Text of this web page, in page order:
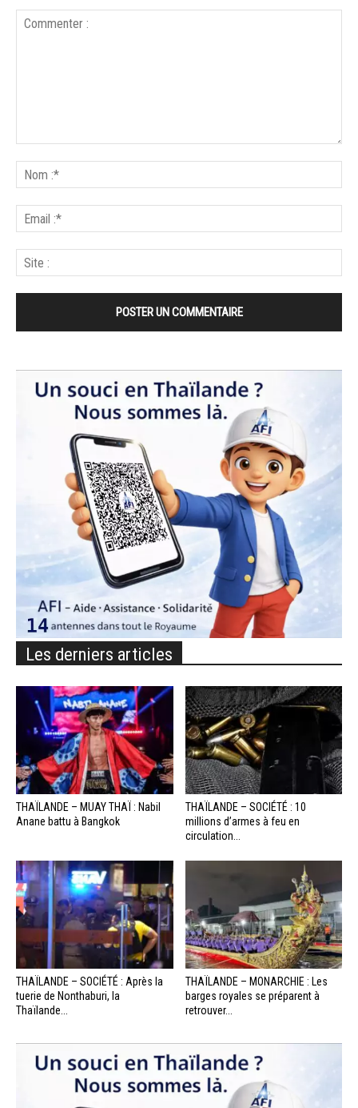
Les derniers articles
THAÏLANDE – MUAY THAÏ : Nabil
Anane battu à Bangkok
THAÏLANDE – SOCIÉTÉ : 10
millions d’armes à feu en
circulation...
THAÏLANDE – SOCIÉTÉ : Après la
tuerie de Nonthaburi, la
Thaïlande...
THAÏLANDE – MONARCHIE : Les
barges royales se préparent à
retrouver...